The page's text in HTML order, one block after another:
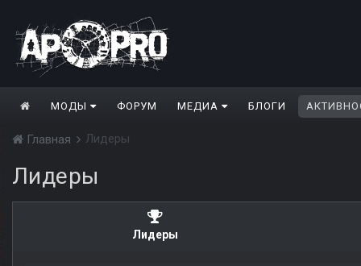
МОДЫ ФОРУМ МЕДИА БЛОГИ
Главная Лидеры
Лидеры
Лидеры